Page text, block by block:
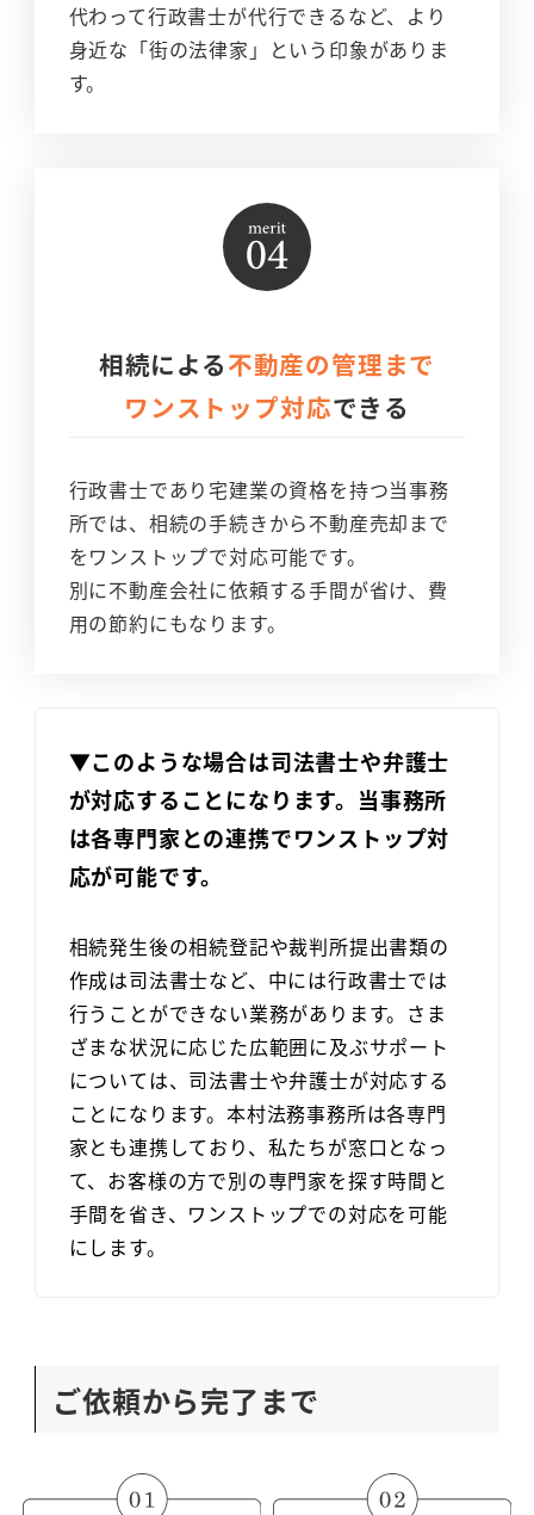
代わって行政書士が代行できるなど、より
身近な「街の法律家」という印象がありま
す。
相続による不動産の管理まで
ワンストップ対応できる
行政書士であり宅建業の資格を持つ当事務
所では、相続の手続きから不動産売却まで
をワンストップで対応可能です。
別に不動産会社に依頼する手間が省け、費
用の節約にもなります。
▼このような場合は司法書士や弁護士
が対応することになります。当事務所
は各専門家との連携でワンストップ対
応が可能です。
相続発生後の相続登記や裁判所提出書類の
作成は司法書士など、中には行政書士では
行うことができない業務があります。さま
ざまな状況に応じた広範囲に及ぶサポート
については、司法書士や弁護士が対応する
ことになります。本村法務事務所は各専門
家とも連携しており、私たちが窓口となっ
て、お客様の方で別の専門家を探す時間と
手間を省き、ワンストップでの対応を可能
にします。
ご依頼から完了まで